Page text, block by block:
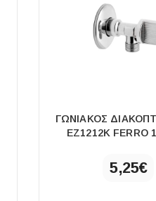
ΓΩΝΙΑΚΌΣ
EZ1212K FERRO
5,25€